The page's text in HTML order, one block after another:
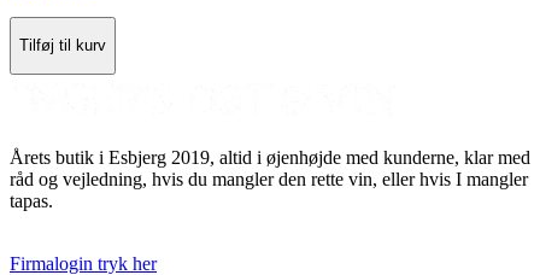
Tilføj til kurv
Årets butik i Esbjerg 2019, altid i øjenhøjde med kunderne, klar med
råd og vejledning, hvis du mangler den rette vin, eller hvis I mangler
tapas.
Firmalogin tryk her